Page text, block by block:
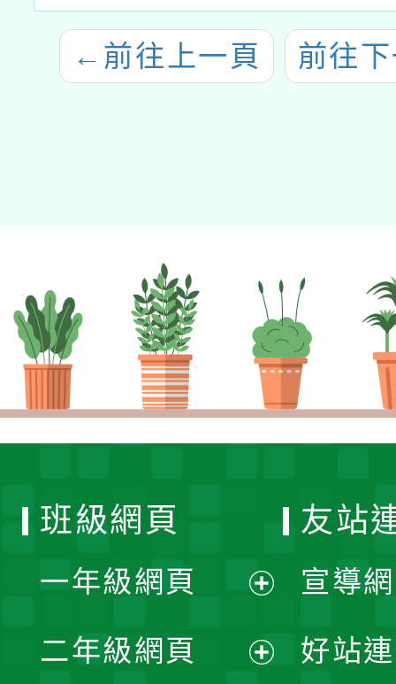
← 前往上一頁 前往
班級網頁
一年級網頁
開
二年級網頁
友站
宣導
好站